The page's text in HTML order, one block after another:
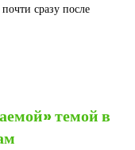
сразу после
темой в